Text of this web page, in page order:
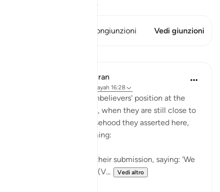
Questo versetto ha 1 Congiunzioni Vedi giunzioni
In the Shade of the Quran
ayah 16:28
The surah paints the unbelievers' position at the
moment of their death, when they are still close to
earth and to all the falsehood they asserted here,
and all their evil scheming:
"These will then offer their submission, saying: 'We
have done no wrong!'" (V...
Vedi altro